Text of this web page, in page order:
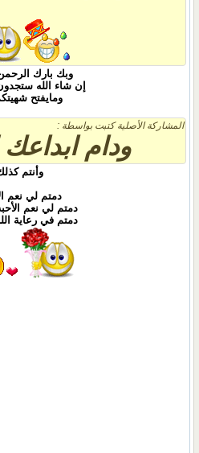
وبك بارك
إن شاء الله
ومايفتح
المشاركة الأصلية كتبت بواسطة :
ودام
وأنتم
دمتم لي نعم
دمتم لي نعم
دمتم في رعاية